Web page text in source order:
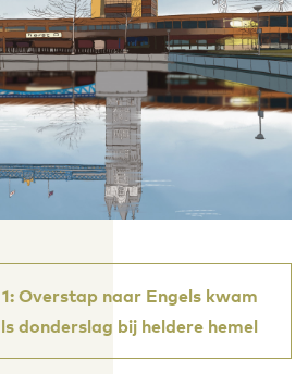
Overstap naar Engels kwam
donderslag bij heldere hemel